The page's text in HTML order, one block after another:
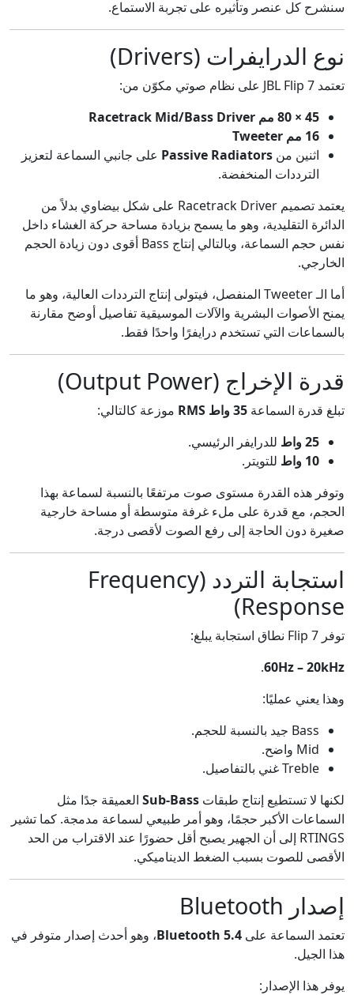
سنشرح كل عنصر وتأثيره على تجربة الاستماع.
نوع الدرايفرات (Drivers)
تعتمد JBL Flip 7 على نظام صوتي مكوّن من:
45 × 80 مم Racetrack Mid/Bass Driver
16 مم Tweeter
اثنين من Passive Radiators على جانبي السماعة لتعزيز
الترددات المنخفضة.
يعتمد تصميم Racetrack Driver على شكل بيضاوي بدلاً من
الدائرة التقليدية، وهو ما يسمح بزيادة مساحة حركة الغشاء داخل
نفس حجم السماعة، وبالتالي إنتاج Bass أقوى دون زيادة الحجم
الخارجي.
أما الـ Tweeter المنفصل، فيتولى إنتاج الترددات العالية، وهو ما
يمنح الأصوات البشرية والآلات الموسيقية تفاصيل أوضح مقارنة
بالسماعات التي تستخدم درايفرًا واحدًا فقط.
قدرة الإخراج (Output Power)
تبلغ قدرة السماعة 35 واط RMS
موزعة كالتالي:
25 واط
للدرايفر الرئيسي.
10 واط
للتويتر.
وتوفر هذه القدرة مستوى صوت مرتفعًا بالنسبة لسماعة بهذا
الحجم، مع قدرة على ملء غرفة متوسطة أو مساحة خارجية
صغيرة دون الحاجة إلى رفع الصوت لأقصى درجة.
استجابة التردد (Frequency
Response)
توفر Flip 7 نطاق استجابة يبلغ:
60Hz – 20kHz
.
وهذا يعني عمليًا:
Bass جيد بالنسبة للحجم.
Mid واضح.
Treble غني بالتفاصيل.
لكنها لا تستطيع إنتاج طبقات Sub-Bass العميقة جدًا مثل
السماعات الأكبر حجمًا، وهو أمر طبيعي لسماعة مدمجة. كما تشير
RTINGS إلى أن الجهير يصبح أقل حضورًا عند الاقتراب من الحد
الأقصى للصوت بسبب الضغط الديناميكي.
إصدار Bluetooth
تعتمد السماعة على Bluetooth 5.4، وهو أحدث إصدار متوفر في
هذا الجيل.
يوفر هذا الإصدار: